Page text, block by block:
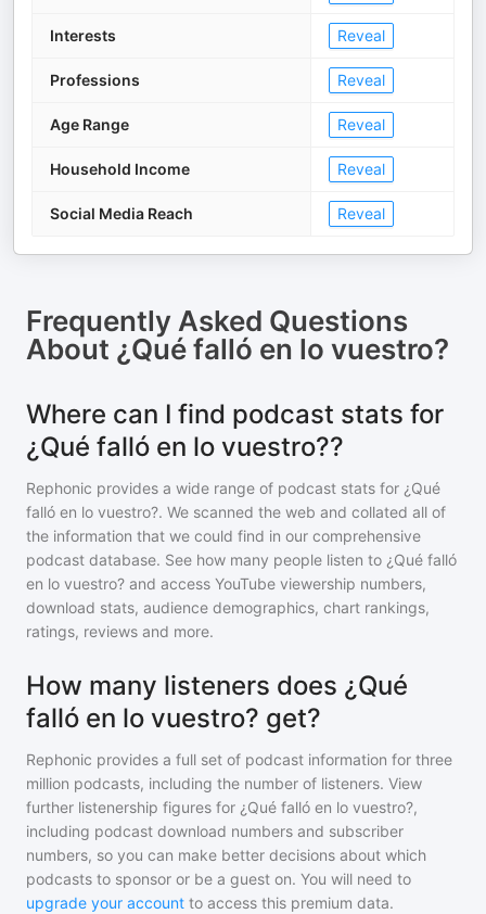
Interests Reveal
Professions Reveal
Age Range Reveal
Household Income Reveal
Social Media Reach Reveal
Frequently Asked Questions
About ¿Qué falló en lo vuestro?
Where can I find podcast stats for
¿Qué falló en lo vuestro??
Rephonic provides a wide range of podcast stats for ¿Qué
falló en lo vuestro?. We scanned the web and collated all of
the information that we could find in our comprehensive
podcast database. See how many people listen to ¿Qué falló
en lo vuestro? and access YouTube viewership numbers,
download stats, audience demographics, chart rankings,
ratings, reviews and more.
How many listeners does ¿Qué
falló en lo vuestro? get?
Rephonic provides a full set of podcast information for three
million podcasts, including the number of listeners. View
further listenership figures for ¿Qué falló en lo vuestro?,
including podcast download numbers and subscriber
numbers, so you can make better decisions about which
podcasts to sponsor or be a guest on. You will need to
upgrade your account to access this premium data.